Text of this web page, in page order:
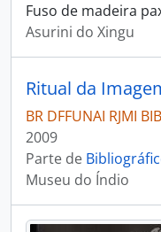
Fuso de madeira
Asurini do Xingu
BR DFFUNAI RJMI
2009
Parte de
Museu do Índio